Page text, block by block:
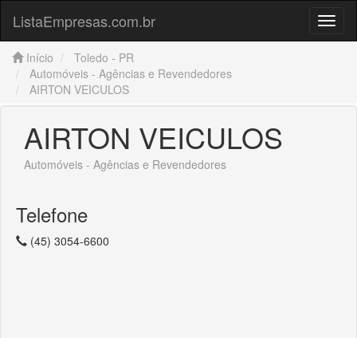
Menu
ListaEmpresas.com.br
Início
Toledo - PR
Automóveis - Agências e Revendedores
AIRTON VEICULOS
AIRTON VEICULOS
Automóveis - Agências e Revendedores
Telefone
(45) 3054-6600